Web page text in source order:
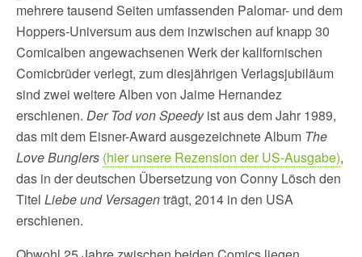
mehrere tausend Seiten umfassenden Palomar- und dem
Hoppers-Universum aus dem inzwischen auf knapp 30
Comicalben angewachsenen Werk der kalifornischen
Comicbrüder verlegt, zum diesjährigen Verlagsjubiläum
sind zwei weitere Alben von Jaime Hernandez
erschienen. Der Tod von Speedyist aus dem Jahr 1989,
das mit dem Eisner-Award ausgezeichnete Album The
Love Bunglers (hier unsere Rezension der US-Ausgabe),
das in der deutschen Übersetzung von Conny Lösch den
Titel Liebe und Versagenträgt, 2014 in den USA
erschienen.